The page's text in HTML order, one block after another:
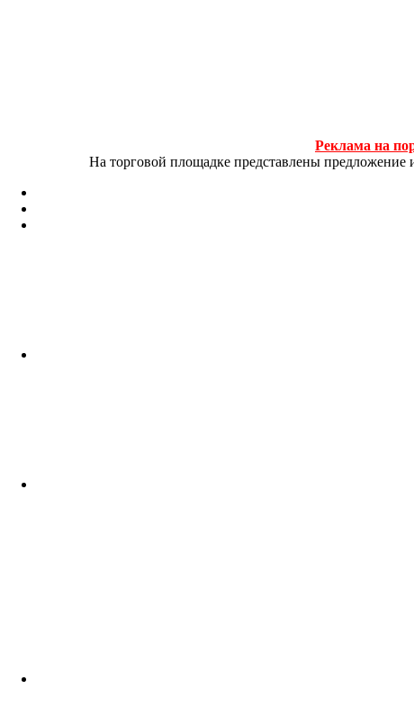
Реклама на
На торговой площадке представлены предложение